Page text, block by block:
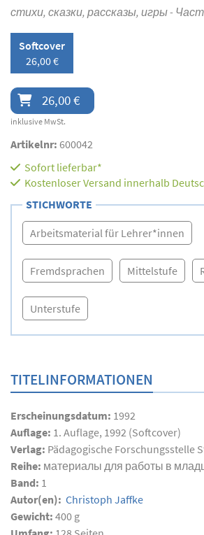
стихи, сказки, рассказы, игры -
Softcover
26,00 €
26,00 €
inklusive MwSt.
Artikelnr: 600042
Sofort lieferbar*
Kostenloser Versand innerhalb
STICHWORTE
Arbeitsmaterial für Lehrer*innen
Fremdsprachen Mittelstufe
Unterstufe
TITELINFORMATIONEN
Erscheinungsdatum: 1992
Auflage: 1. Auflage, 1992 (Softcover)
Verlag: Pädagogische Forschungsstelle
Reihe: материалы для работы в
Band: 1
Autor(en): Christoph Jaffke
Gewicht: 400 g